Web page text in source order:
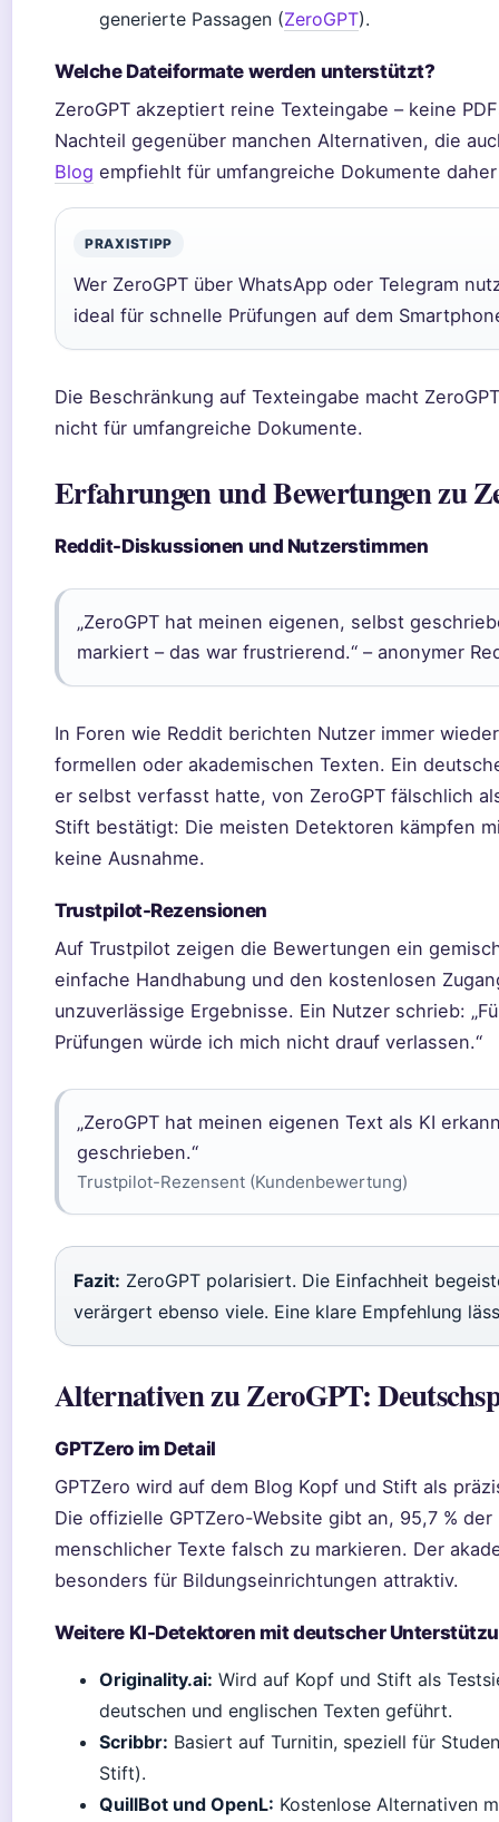
generierte Passagen (ZeroGPT).
Welche Dateiformate werden unterstützt?
ZeroGPT akzeptiert reine Texteingabe – keine
Nachteil gegenüber manchen Alternativen, die
Blog empfiehlt für umfangreiche Dokumente
PRAXISTIPP
Wer ZeroGPT über WhatsApp oder Telegram
ideal für schnelle Prüfungen auf dem
Die Beschränkung auf Texteingabe macht
nicht für umfangreiche Dokumente.
Erfahrungen und Bewertungen zu
Reddit-Diskussionen und Nutzerstimmen
„ZeroGPT hat meinen eigenen, selbst
markiert – das war frustrierend.“ – anonymer
In Foren wie Reddit berichten Nutzer immer
formellen oder akademischen Texten. Ein
er selbst verfasst hatte, von ZeroGPT fälschlich
Stift bestätigt: Die meisten Detektoren kämpfen
keine Ausnahme.
Trustpilot-Rezensionen
Auf Trustpilot zeigen die Bewertungen ein
einfache Handhabung und den kostenlosen
unzuverlässige Ergebnisse. Ein Nutzer schrieb:
Prüfungen würde ich mich nicht drauf verlassen.“
„ZeroGPT hat meinen eigenen Text als KI
geschrieben.“
Trustpilot-Rezensent (Kundenbewertung)
Fazit: ZeroGPT polarisiert. Die Einfachheit
verärgert ebenso viele. Eine klare Empfehlung
Alternativen zu ZeroGPT:
GPTZero im Detail
GPTZero wird auf dem Blog Kopf und Stift als
Die offizielle GPTZero-Website gibt an, 95,7 %
menschlicher Texte falsch zu markieren. Der
besonders für Bildungseinrichtungen attraktiv.
Weitere KI-Detektoren mit deutscher
Originality.ai: Wird auf Kopf und Stift als
deutschen und englischen Texten geführt.
Scribbr: Basiert auf Turnitin, speziell für
Stift).
QuillBot und OpenL: Kostenlose Alternativen